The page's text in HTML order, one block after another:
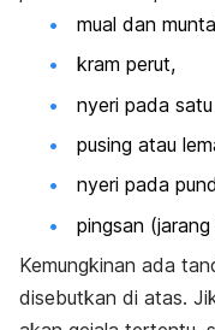
mual dan
kram perut,
nyeri pada
pusing atau
nyeri pada
pingsan
Kemungkinan ada
disebutkan di atas.